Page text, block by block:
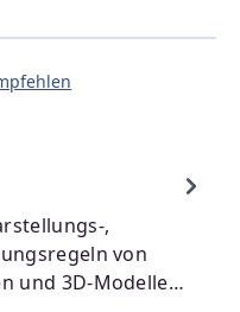
,
von
und 3D-Modelle…